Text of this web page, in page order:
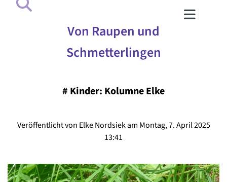
Von Raupen und
Schmetterlingen
# Kinder: Kolumne Elke
Veröffentlicht von Elke Nordsiek am Montag, 7. April 2025
13:41